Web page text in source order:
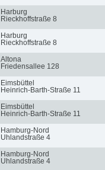
Harburg
Rieckhoffstraße 8
Harburg
Rieckhoffstraße 8
Altona
Friedensallee 128
Eimsbüttel
Heinrich-Barth-Straße 11
Eimsbüttel
Heinrich-Barth-Straße 11
Hamburg-Nord
Uhlandstraße 4
Hamburg-Nord
Uhlandstraße 4